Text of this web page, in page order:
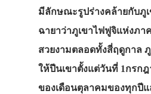
มีลักษณะรูปร่างคล้ายกับภูเ
ฉายาว่าภูเขาไฟฟูจิแห่งภ
สวยงามตลอดทั้งสี่ฤดูกาล ภู
ให้ปีนเขาตั้งแต่วันที่ 1กรก
ของเดือนตุลาคมของทุกปี